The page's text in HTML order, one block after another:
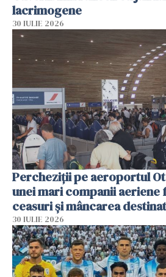
lacrimogene
30 IULIE 2026
Percheziții pe aeroportul
unei mari companii
ceasuri și mâncarea
30 IULIE 2026